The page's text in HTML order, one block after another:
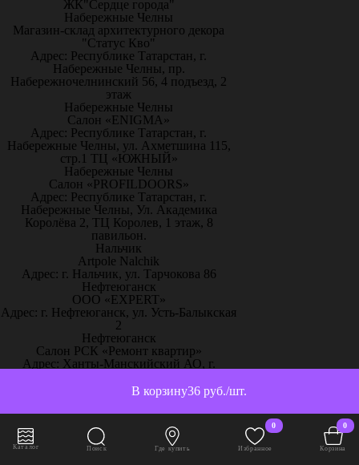
36 руб./шт.
В корзину
ЖК"Сердце города"
Набережные Челны
Магазин-склад архитектурного декора
"Статус Кво"
Адрес: Республике Татарстан, г.
Набережные Челны, пр.
Набережночелнинский 56, 4 подъезд, 2
этаж
Набережные Челны
Салон «ENIGMA»
Адрес: Республике Татарстан, г.
Набережные Челны, ул. Ахметшина 115,
стр.1 ТЦ «ЮЖНЫЙ»
Набережные Челны
Салон «PROFILDOORS»
Адрес: Республике Татарстан, г.
Набережные Челны, Ул. Академика
Королёва 2, ТЦ Королев, 1 этаж, 8
павильон.
Нальчик
Artpole Nalchik
Адрес: г. Нальчик, ул. Тарчокова 86
Нефтеюганск
ООО «EXPERT»
Адрес: г. Нефтеюганск, ул. Усть-Балыкская
2
Нефтеюганск
Салон РСК «Ремонт квартир»
Адрес: Ханты-Манскийский АО, г.
Нижневартовск
Адрес: г. Нижневартовск, ул. Северная
,39,строение 20 (Строительный
гипермаркет Декорадо, 2 этаж студия
заказов)
Каталог Поиск Где купить
0
Избранное
0
Корзина